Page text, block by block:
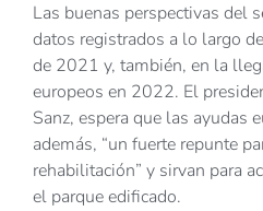
Las buenas perspectivas del
datos registrados a lo largo
de 2021 y, también, en la
europeos en 2022. El
Sanz, espera que las ayudas
además, “un fuerte repunte
rehabilitación” y sirvan para
el parque edificado.